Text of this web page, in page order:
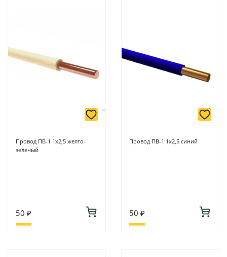
Провод ПВ-1 1х2,5 желто-
зеленый
50 ₽
Провод ПВ-1 1х2,5 синий
50 ₽